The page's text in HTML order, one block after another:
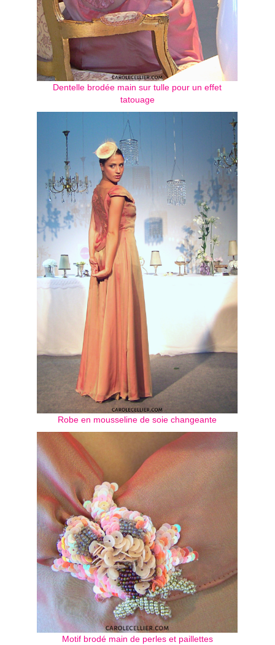
Dentelle brodée main sur tulle pour un effet
tatouage
Robe en mousseline de soie changeante
Motif brodé main de perles et paillettes